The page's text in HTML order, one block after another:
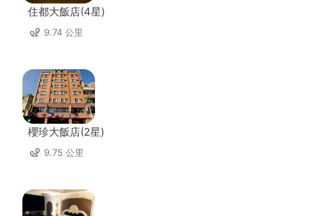
住都大飯店(4星)
9.74 公里
櫻珍大飯店(2星)
9.75 公里